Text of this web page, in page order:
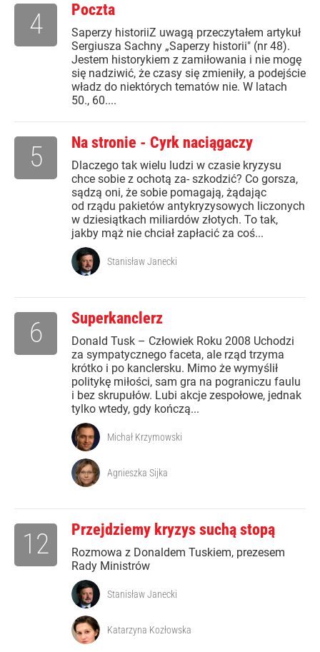
Poczta
Saperzy historiiZ uwagą przeczytałem artykuł
Sergiusza Sachny „Saperzy historii" (nr 48).
Jestem historykiem z zamiłowania i nie mogę
się nadziwić, że czasy się zmieniły, a podejście
władz do niektórych tematów nie. W latach
50., 60....
4
Na stronie - Cyrk naciągaczy
Dlaczego tak wielu ludzi w czasie kryzysu
chce sobie z ochotą za- szkodzić? Co gorsza,
sądzą oni, że sobie pomagają, żądając
od rządu pakietów antykryzysowych liczonych
w dziesiątkach miliardów złotych. To tak,
jakby mąż nie chciał zapłacić za coś...
5
Stanisław Janecki
Superkanclerz
Donald Tusk – Człowiek Roku 2008 Uchodzi
za sympatycznego faceta, ale rząd trzyma
krótko i po kanclersku. Mimo że wymyślił
politykę miłości, sam gra na pograniczu faulu
i bez skrupułów. Lubi akcje zespołowe, jednak
tylko wtedy, gdy kończą...
6
Michał Krzymowski
Agnieszka Sijka
Przejdziemy kryzys suchą stopą
Rozmowa z Donaldem Tuskiem, prezesem
Rady Ministrów
12
Stanisław Janecki
Katarzyna Kozłowska